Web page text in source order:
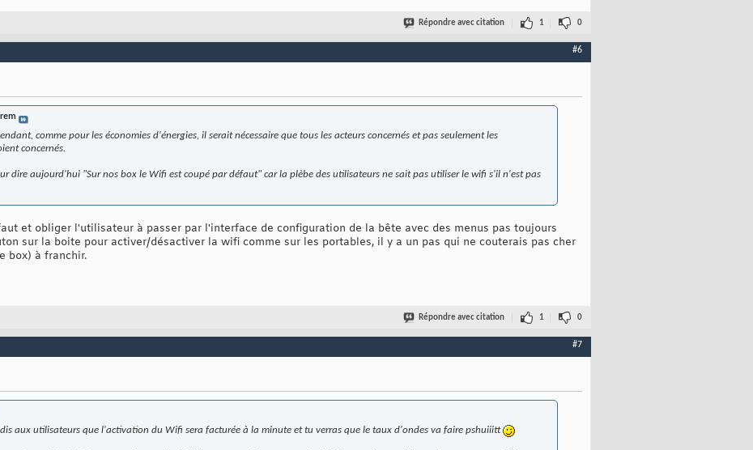
Répondre avec citation 1 0
#6
comme pour les économies d'énergies, il serait nécessaire que tous les acteurs concernés et pas seulement les
concernés.
dire aujourd'hui "Sur nos box le Wifi est coupé par défaut" car la plèbe des utilisateurs ne sait pas utiliser le wifi s'il n'est pas
et obliger l'utilisateur à passer par l'interface de configuration de la bête avec des menus pas toujours
sur la boite pour activer/désactiver la wifi comme sur les portables, il y a un pas qui ne couterais pas cher
box) à franchir.
Répondre avec citation 1 0
#7
aux utilisateurs que l'activation du Wifi sera facturée à la minute et tu verras que le taux d'ondes va faire pshuiiitt